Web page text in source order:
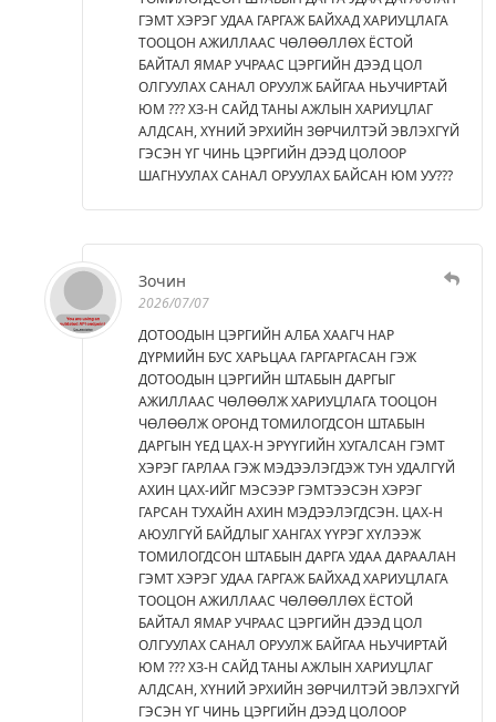
ГЭМТ ХЭРЭГ УДАА ГАРГАЖ БАЙХАД ХАРИУЦЛАГА
ТООЦОН АЖИЛЛААС ЧӨЛӨӨЛЛӨХ ЁСТОЙ
БАЙТАЛ ЯМАР УЧРААС ЦЭРГИЙН ДЭЭД ЦОЛ
ОЛГУУЛАХ САНАЛ ОРУУЛЖ БАЙГАА НЬУЧИРТАЙ
ЮМ ??? ХЗ-Н САЙД ТАНЫ АЖЛЫН ХАРИУЦЛАГ
АЛДСАН, ХҮНИЙ ЭРХИЙН ЗӨРЧИЛТЭЙ ЭВЛЭХГҮЙ
ГЭСЭН ҮГ ЧИНЬ ЦЭРГИЙН ДЭЭД ЦОЛООР
ШАГНУУЛАХ САНАЛ ОРУУЛАХ БАЙСАН ЮМ УУ???
Зочин
2026/07/07
ДОТООДЫН ЦЭРГИЙН АЛБА ХААГЧ НАР
ДҮРМИЙН БУС ХАРЬЦАА ГАРГАРГАСАН ГЭЖ
ДОТООДЫН ЦЭРГИЙН ШТАБЫН ДАРГЫГ
АЖИЛЛААС ЧӨЛӨӨЛЖ ХАРИУЦЛАГА ТООЦОН
ЧӨЛӨӨЛЖ ОРОНД ТОМИЛОГДСОН ШТАБЫН
ДАРГЫН ҮЕД ЦАХ-Н ЭРҮҮГИЙН ХУГАЛСАН ГЭМТ
ХЭРЭГ ГАРЛАА ГЭЖ МЭДЭЭЛЭГДЭЖ ТУН УДАЛГҮЙ
АХИН ЦАХ-ИЙГ МЭСЭЭР ГЭМТЭЭСЭН ХЭРЭГ
ГАРСАН ТУХАЙН АХИН МЭДЭЭЛЭГДСЭН. ЦАХ-Н
АЮУЛГҮЙ БАЙДЛЫГ ХАНГАХ ҮҮРЭГ ХҮЛЭЭЖ
ТОМИЛОГДСОН ШТАБЫН ДАРГА УДАА ДАРААЛАН
ГЭМТ ХЭРЭГ УДАА ГАРГАЖ БАЙХАД ХАРИУЦЛАГА
ТООЦОН АЖИЛЛААС ЧӨЛӨӨЛЛӨХ ЁСТОЙ
БАЙТАЛ ЯМАР УЧРААС ЦЭРГИЙН ДЭЭД ЦОЛ
ОЛГУУЛАХ САНАЛ ОРУУЛЖ БАЙГАА НЬУЧИРТАЙ
ЮМ ??? ХЗ-Н САЙД ТАНЫ АЖЛЫН ХАРИУЦЛАГ
АЛДСАН, ХҮНИЙ ЭРХИЙН ЗӨРЧИЛТЭЙ ЭВЛЭХГҮЙ
ГЭСЭН ҮГ ЧИНЬ ЦЭРГИЙН ДЭЭД ЦОЛООР